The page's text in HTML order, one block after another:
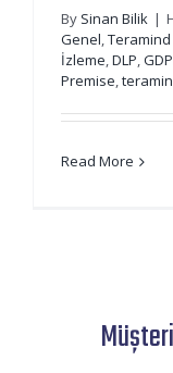
By Sinan Bilik |
Genel,
İzleme,DLP,
Premise,
Read More